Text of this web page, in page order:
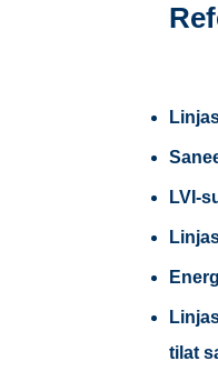
LVI-
tilat